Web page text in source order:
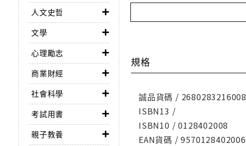
人文史哲
文學
心理勵志
商業財經
社會科學
考試用書
親子教養
規格
誠品貨碼 / 2680283216008
ISBN13 /
ISBN10 / 0128402008
EAN貨碼 / 9570128402006